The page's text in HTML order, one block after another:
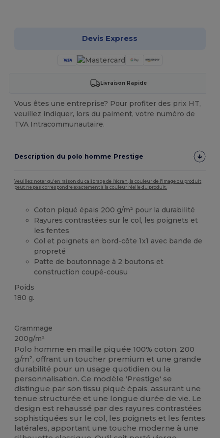
Devis Express
Livraison Rapide
Vous êtes une entreprise? Pour profiter des prix HT,
veuillez indiquer, lors du paiment, votre numéro de
TVA Intracommunautaire.
Description du polo homme Prestige
Veuillez noter qu'en raison du calibrage de l'écran, la couleur de l'image du produit
peut ne pas correspondre exactement à la couleur réelle du produit.
Coton piqué épais 200 g/m² pour la durabilité
Rayures contrastées sur le col, les poignets et
les fentes
Col et poignets en bord-côte 1x1 avec bande de
propreté
Patte de boutonnage à 2 boutons et
construction coupé-cousu
Poids
180 g.
Grammage
200g/m²
Polo homme en maille piquée 100% coton, 200
g/m², offrant un toucher premium et une grande
durabilité pour un usage quotidien ou la
personnalisation. Ce modèle 'Prestige' se
distingue par son tissu piqué épais, assurant une
tenue structurée et une longue durée de vie. Le
design est rehaussé par des rayures contrastées
sophistiquées sur le col, les poignets et les fentes
latérales, apportant une touche moderne à une